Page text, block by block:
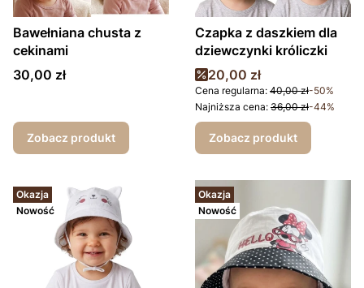
Bawełniana chusta z
cekinami
Cena
30,00 zł
Zobacz produkt
Czapka z daszkiem dla
dziewczynki króliczki
Cena promocyjna
20,00 zł
Cena regularna: 40,00 zł-50%
Najniższa cena: 36,00 zł-44%
Zobacz produkt
Okazja
Nowość
Okazja
Nowość